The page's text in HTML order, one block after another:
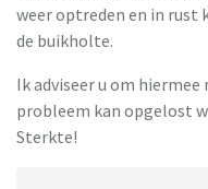
weer optreden en in rust
de buikholte.
Ik adviseer u om
probleem kan opgelost
Sterkte!